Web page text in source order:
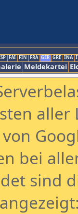
FAI FIN FRA GER GRE INA
Meldekartei
aller
bei
sind